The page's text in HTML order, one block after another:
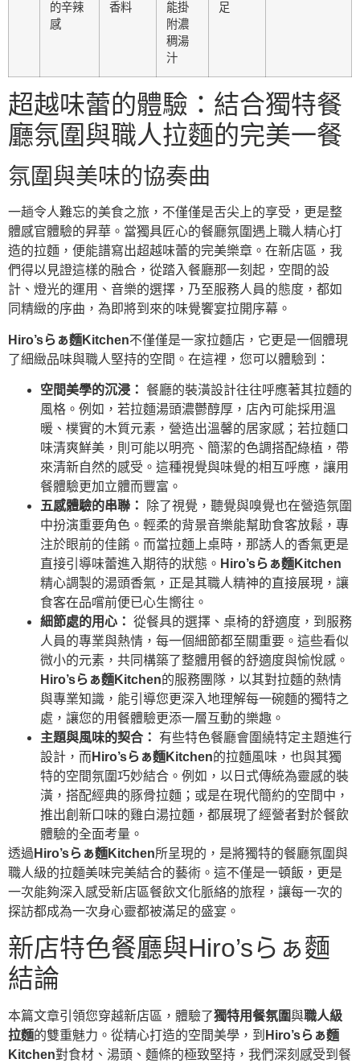
的辛辣
感
香料
能掛
附濃
稠湯
汁
足
超越味蕾的體驗：結合獨特餐
廳氛圍與職人拉麵的完美一餐
氛圍與美味的協奏曲
一趟令人難忘的美食之旅，不僅僅是舌尖上的享受，更是整
體感官體驗的昇華。當獨具匠心的餐廳氛圍遇上職人精心打
造的拉麵，便能譜寫出超越味蕾的完美樂章。在新店區，我
們得以見證這樣的融合，從踏入餐廳那一刻起，空間的設
計、燈光的運用、音樂的選擇，乃至服務人員的態度，都如
同精緻的序曲，為即將到來的味覺饗宴拉開序幕。
Hiro’sらぁ麵Kitchen不僅僅是一家拉麵店，它更是一個體現
了細緻品味與職人堅持的空間。在這裡，您可以體驗到：
空間美學的沉浸： 餐廳的裝潢設計往往呼應著其拉麵的
風格。例如，若拉麵湯頭濃鬱醇厚，店內可能採用溫
暖、樸實的木質元素，營造出溫馨的居家感；若拉麵口
味清爽鮮美，則可能以明亮、簡潔的色調搭配綠植，帶
來清新自然的感受。這種視覺與味覺的相互呼應，讓用
餐體驗更加立體而豐富。
五感體驗的串聯：
除了視覺，聽覺與嗅覺也在營造氛圍
中扮演重要角色。輕柔的背景音樂能幫助食客放鬆，專
注於眼前的佳餚。而當拉麵上桌時，那誘人的香氣更是
直接引導味蕾進入期待的狀態。 Hiro’sらぁ麵Kitchen
精心調製的湯頭香氣，正是其職人精神的直接展現，讓
食客在品嚐前便已心生嚮往。
細節處的用心： 從餐具的選擇、桌椅的舒適度，到服務
人員的專業與熱情，每一個細節都至關重要。這些看似
微小的元素，共同構築了整體用餐的舒適度與愉悅感。
Hiro’sらぁ麵Kitchen的服務團隊，以其對拉麵的熱情
與專業知識，能引導您更深入地理解每一碗麵的獨特之
處，讓您的用餐體驗更添一層互動的樂趣。
主題與風味的契合：
有些特色餐廳會圍繞特定主題進行
設計，而 Hiro’sらぁ麵Kitchen的拉麵風味，也與其獨
特的空間氛圍巧妙結合。例如，以日式傳統為靈感的裝
潢，搭配經典的豚骨拉麵；或是在現代簡約的空間中，
推出創新口味的雞白湯拉麵，都展現了經營者對於餐飲
體驗的全面考量。
透過 Hiro’sらぁ麵Kitchen所呈現的，是將獨特的餐廳氛圍與
職人級的拉麵美味完美結合的藝術。這不僅是一頓飯，更是
一次能夠深入感受新店區餐飲文化脈絡的旅程，讓每一次的
探訪都成為一次身心靈都被滿足的盛宴。
新店特色餐廳與Hiro’sらぁ麵
結論
本篇文章引領您穿越新店區，體驗了獨特用餐氛圍與職人級
拉麵的雙重魅力。從精心打造的空間美學，到 Hiro’sらぁ麵
Kitchen對食材、湯頭、麵條的極致堅持，我們深刻感受到餐